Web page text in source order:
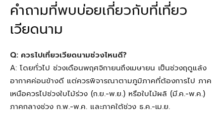
คำถามที่พบบ่อยเกี่ยวกับที่เที่ยว
เวียดนาม
Q: ควรไปเที่ยวเวียดนามช่วงไหนดี?
A: โดยทั่วไป ช่วงเดือนพฤศจิกายนถึงเมษายน เป็นช่วงฤดูแล้ง
อากาศค่อนข้างดี แต่ควรพิจารณาตามภูมิภาคที่ต้องการไป ภาค
เหนือควรไปช่วงใบไม้ร่วง (ก.ย.-พ.ย.) หรือใบไม้ผลิ (มี.ค.-พ.ค.)
ภาคกลางช่วง ก.พ.-พ.ค. และภาคใต้ช่วง ธ.ค.-เม.ย.